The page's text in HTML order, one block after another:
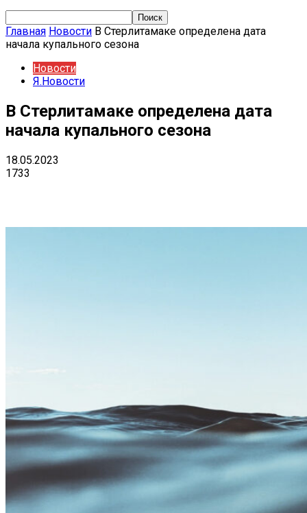
Главная Новости В Стерлитамаке определена дата
начала купального сезона
Новости
Я.Новости
В Стерлитамаке определена дата
начала купального сезона
18.05.2023
1733